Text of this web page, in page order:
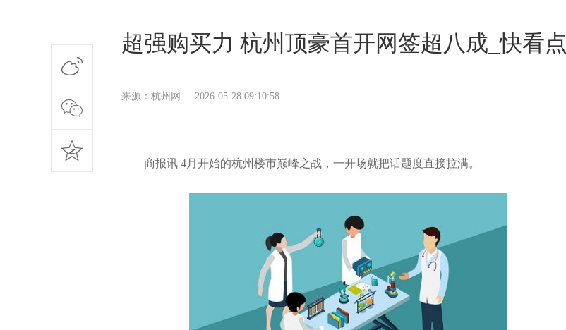
超强购买力 杭州顶豪首开网签超八成_快看点
来源：杭州网 2026-05-28 09:10:58
商报讯 4月开始的杭州楼市巅峰之战，一开场就把话题度直接拉满。